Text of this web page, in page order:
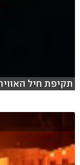
תקיפת חיל